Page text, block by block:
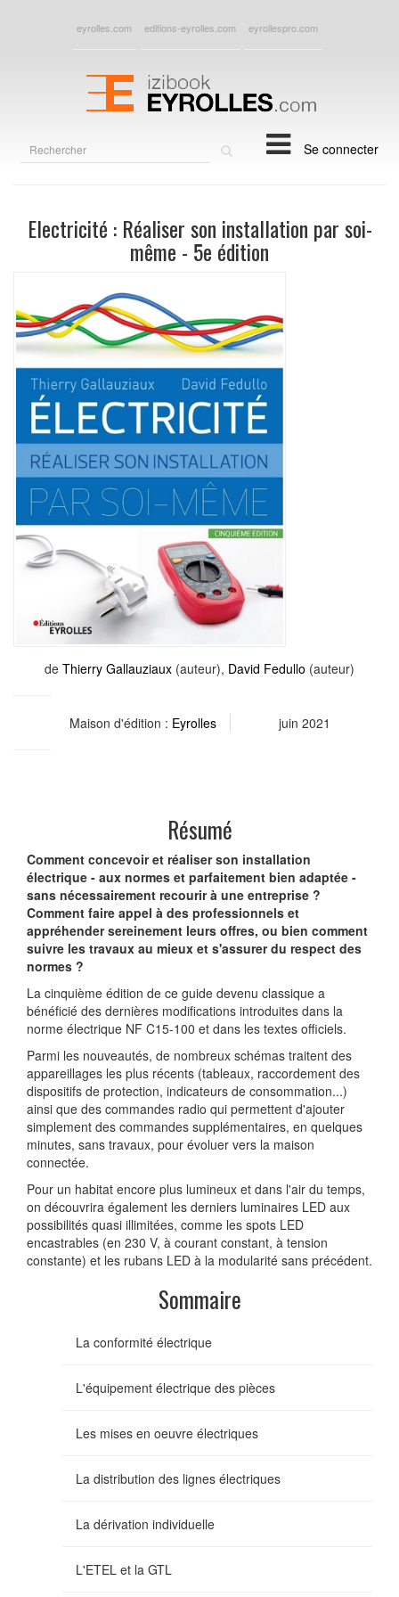
eyrolles.com editions-eyrolles.com eyrollespro.com
Se connecter
Electricité : Réaliser son installation par soi-
même - 5e édition
de Thierry Gallauziaux (auteur), David Fedullo (auteur)
Maison d'édition : Eyrolles juin 2021
Résumé
Comment concevoir et réaliser son installation
électrique - aux normes et parfaitement bien adaptée -
sans nécessairement recourir à une entreprise ?
Comment faire appel à des professionnels et
appréhender sereinement leurs offres, ou bien comment
suivre les travaux au mieux et s'assurer du respect des
normes ?
La cinquième édition de ce guide devenu classique a
bénéficié des dernières modifications introduites dans la
norme électrique NF C15-100 et dans les textes officiels.
Parmi les nouveautés, de nombreux schémas traitent des
appareillages les plus récents (tableaux, raccordement des
dispositifs de protection, indicateurs de consommation...)
ainsi que des commandes radio qui permettent d'ajouter
simplement des commandes supplémentaires, en quelques
minutes, sans travaux, pour évoluer vers la maison
connectée.
Pour un habitat encore plus lumineux et dans l'air du temps,
on découvrira également les derniers luminaires LED aux
possibilités quasi illimitées, comme les spots LED
encastrables (en 230 V, à courant constant, à tension
constante) et les rubans LED à la modularité sans précédent.
Sommaire
La conformité électrique
L'équipement électrique des pièces
Les mises en oeuvre électriques
La distribution des lignes électriques
La dérivation individuelle
L'ETEL et la GTL